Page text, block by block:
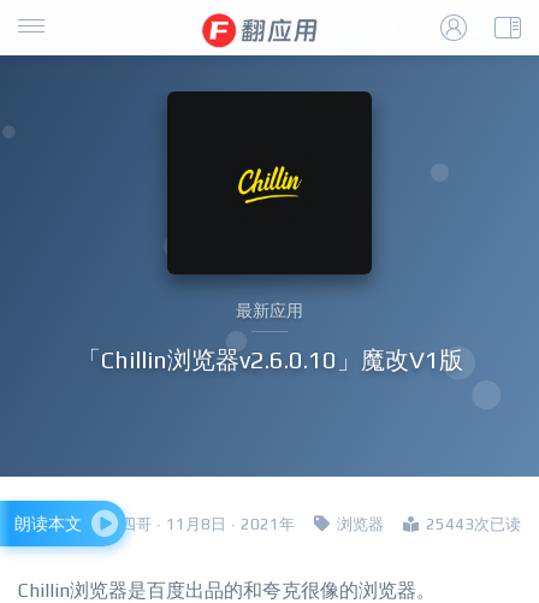
最新应用
「Chillin浏览器v2.6.0.10」魔改V1版
四哥 · 11月8日 · 2021年 浏览器 25443次已读
朗读本文
Chillin浏览器是百度出品的和夸克很像的浏览器。